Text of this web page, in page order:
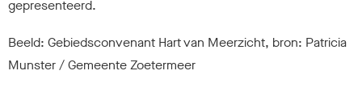
gepresenteerd.
Beeld: Gebiedsconvenant Hart van Meerzicht, bron: Patricia
Munster / Gemeente Zoetermeer